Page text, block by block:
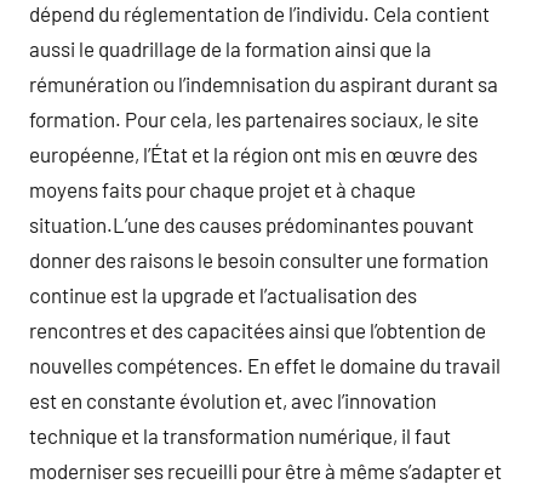
dépend du réglementation de l’individu. Cela contient
aussi le quadrillage de la formation ainsi que la
rémunération ou l’indemnisation du aspirant durant sa
formation. Pour cela, les partenaires sociaux, le site
européenne, l’État et la région ont mis en œuvre des
moyens faits pour chaque projet et à chaque
situation.L’une des causes prédominantes pouvant
donner des raisons le besoin consulter une formation
continue est la upgrade et l’actualisation des
rencontres et des capacitées ainsi que l’obtention de
nouvelles compétences. En effet le domaine du travail
est en constante évolution et, avec l’innovation
technique et la transformation numérique, il faut
moderniser ses recueilli pour être à même s’adapter et